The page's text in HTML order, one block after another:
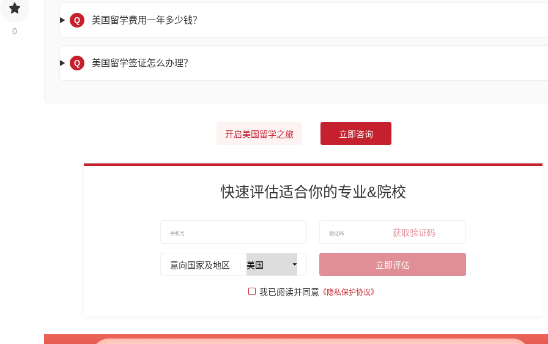
0
Q 美国留学费用一年多少钱？
Q 美国留学签证怎么办理？
开启美国留学之旅 立即咨询
快速评估适合你的专业&院校
获取验证码
意向国家及地区 立即评估
我已阅读并同意 《隐私保护协议》